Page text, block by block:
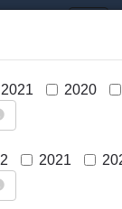
2021
2020
2021